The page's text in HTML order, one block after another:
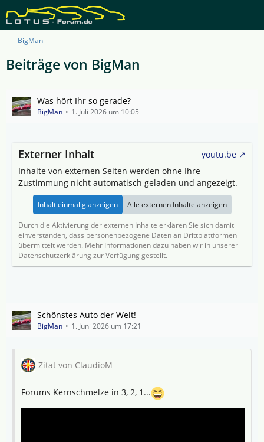
BigMan
Beiträge von BigMan
Was hört Ihr so gerade?
BigMan 1. Juli 2026 um 10:05
Externer Inhalt
youtu.be
Inhalte von externen Seiten werden ohne Ihre
Zustimmung nicht automatisch geladen und angezeigt.
Inhalt einmalig anzeigen Alle externen Inhalte anzeigen
Durch die Aktivierung der externen Inhalte erklären Sie sich damit
einverstanden, dass personenbezogene Daten an Drittplattformen
übermittelt werden. Mehr Informationen dazu haben wir in unserer
Datenschutzerklärung zur Verfügung gestellt.
Schönstes Auto der Welt!
BigMan 1. Juni 2026 um 17:21
Zitat von ClaudioM
Forums Kernschmelze in 3, 2, 1...